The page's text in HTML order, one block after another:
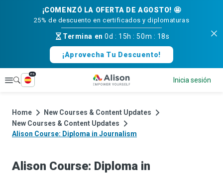
¡COMENZÓ LA OFERTA DE AGOSTO! 🤩
25% de descuento en certificados y diplomaturas
Termina en0d : 15h :50m : 18s
¡Aprovecha Tu Descuento!
Explorar
es
Inicia sesión
Home
New Courses & Content Updates
New Courses & Content Updates
Alison Course: Diploma in Journalism
Alison Course: Diploma in